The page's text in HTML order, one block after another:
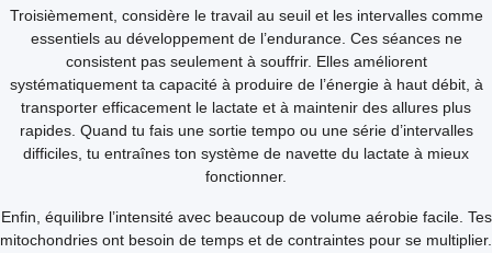
Troisièmement, considère le travail au seuil et les intervalles comme
essentiels au développement de l’endurance. Ces séances ne
consistent pas seulement à souffrir. Elles améliorent
systématiquement ta capacité à produire de l’énergie à haut débit, à
transporter efficacement le lactate et à maintenir des allures plus
rapides. Quand tu fais une sortie tempo ou une série d’intervalles
difficiles, tu entraînes ton système de navette du lactate à mieux
fonctionner.
Enfin, équilibre l’intensité avec beaucoup de volume aérobie facile. Tes
mitochondries ont besoin de temps et de contraintes pour se multiplier.